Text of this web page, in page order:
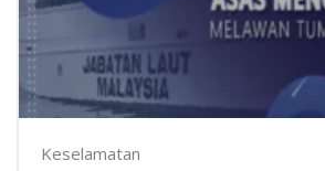
Keselamatan